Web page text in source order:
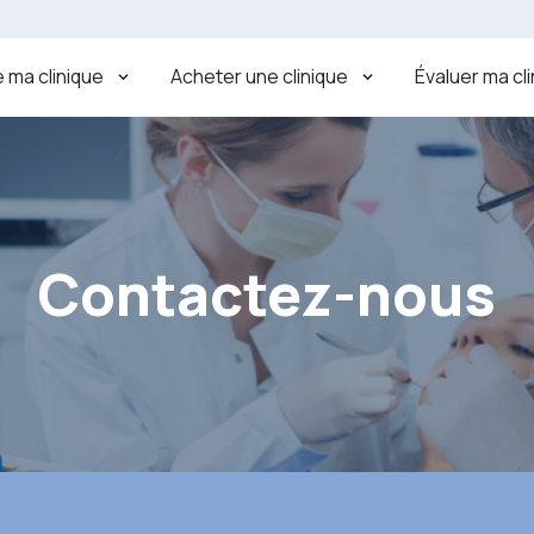
ma clinique Acheter une clinique Évaluer ma
Contactez-nous